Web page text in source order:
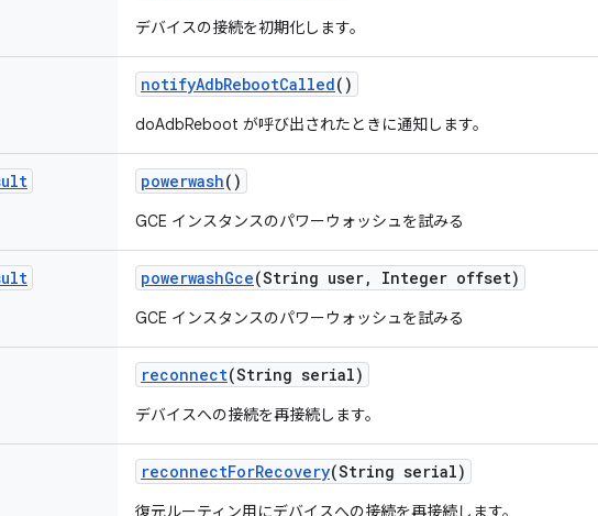
デバイスの接続を初期化します。
notifyAdbRebootCalled()
doAdbReboot が呼び出されたときに通知します。
powerwash()
GCE インスタンスのパワーウォッシュを試みる
powerwashGce(String user, Integer offset)
GCE インスタンスのパワーウォッシュを試みる
reconnect(String serial)
デバイスへの接続を再接続します。
reconnectForRecovery(String serial)
復元ルーティン用にデバイスへの接続を再接続します。